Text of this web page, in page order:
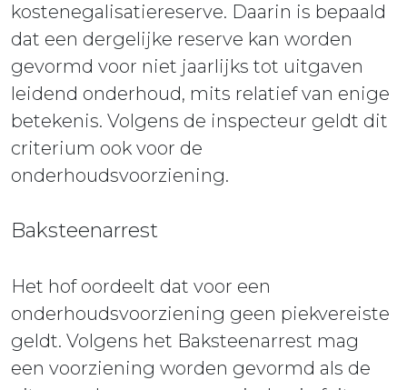
kostenegalisatiereserve. Daarin is bepaald
dat een dergelijke reserve kan worden
gevormd voor niet jaarlijks tot uitgaven
leidend onderhoud, mits relatief van enige
betekenis. Volgens de inspecteur geldt dit
criterium ook voor de
onderhoudsvoorziening.
Baksteenarrest
Het hof oordeelt dat voor een
onderhoudsvoorziening geen piekvereiste
geldt. Volgens het Baksteenarrest mag
een voorziening worden gevormd als de